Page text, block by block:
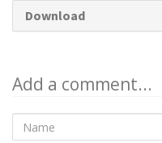
Download
Add a comment...
Name